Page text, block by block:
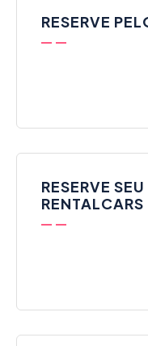
RESERVE
RESERVE
RENTALCARS